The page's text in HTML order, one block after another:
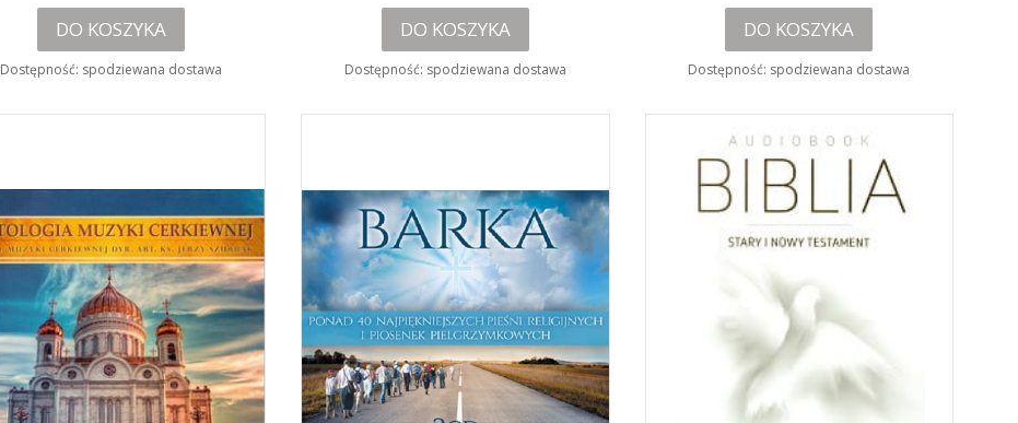
DO KOSZYKA
Dostępność: spodziewana dostawa
DO KOSZYKA
Dostępność: spodziewana dostawa
DO KOSZYKA
Dostępność: spodziewana dostawa